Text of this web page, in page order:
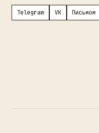
Telegram VK Письмом